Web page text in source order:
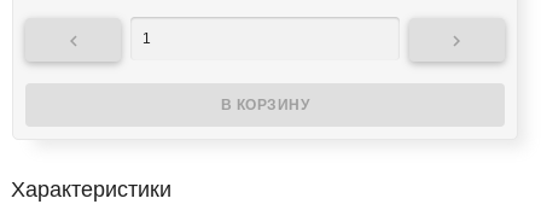
 
Характеристики